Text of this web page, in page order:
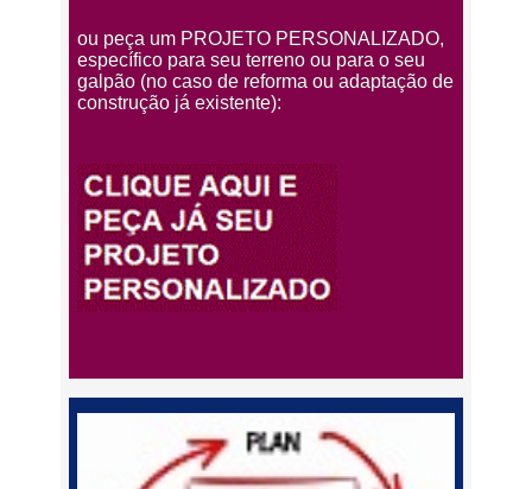
ou peça um PROJETO PERSONALIZADO,
específico para seu terreno ou para o seu
galpão (no caso de reforma ou adaptação de
construção já existente):